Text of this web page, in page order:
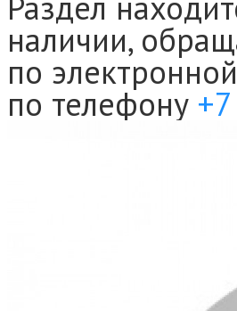
наличии,
по
по телефону